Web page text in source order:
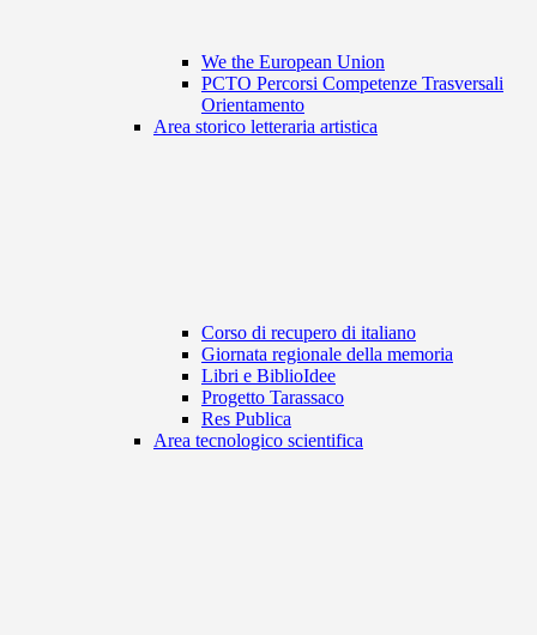
We the European Union
PCTO Percorsi Competenze Trasversali
Orientamento
Area storico letteraria artistica
Corso di recupero di italiano
Giornata regionale della memoria
Libri e BiblioIdee
Progetto Tarassaco
Res Publica
Area tecnologico scientifica